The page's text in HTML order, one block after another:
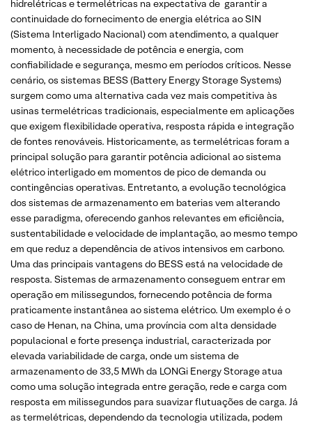
hidrelétricas e termelétricas na expectativa de garantir a
continuidade do fornecimento de energia elétrica ao SIN
(Sistema Interligado Nacional) com atendimento, a qualquer
momento, à necessidade de potência e energia, com
confiabilidade e segurança, mesmo em períodos críticos. Nesse
cenário, os sistemas BESS (Battery Energy Storage Systems)
surgem como uma alternativa cada vez mais competitiva às
usinas termelétricas tradicionais, especialmente em aplicações
que exigem flexibilidade operativa, resposta rápida e integração
de fontes renováveis. Historicamente, as termelétricas foram a
principal solução para garantir potência adicional ao sistema
elétrico interligado em momentos de pico de demanda ou
contingências operativas. Entretanto, a evolução tecnológica
dos sistemas de armazenamento em baterias vem alterando
esse paradigma, oferecendo ganhos relevantes em eficiência,
sustentabilidade e velocidade de implantação, ao mesmo tempo
em que reduz a dependência de ativos intensivos em carbono.
Uma das principais vantagens do BESS está na velocidade de
resposta. Sistemas de armazenamento conseguem entrar em
operação em milissegundos, fornecendo potência de forma
praticamente instantânea ao sistema elétrico. Um exemplo é o
caso de Henan, na China, uma província com alta densidade
populacional e forte presença industrial, caracterizada por
elevada variabilidade de carga, onde um sistema de
armazenamento de 33,5 MWh da LONGi Energy Storage atua
como uma solução integrada entre geração, rede e carga com
resposta em milissegundos para suavizar flutuações de carga. Já
as termelétricas, dependendo da tecnologia utilizada, podem